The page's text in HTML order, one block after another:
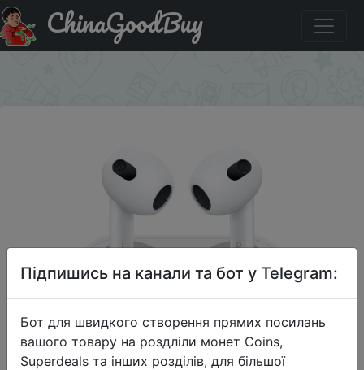
Акція на Наушники Apple AirPods в зарядном футляре
(3th generation)
ChinaGoodBuy
Підпишись на канали та бот у Telegram:
Бот для швидкого створення прямих посилань
вашого товару на роздліли монет Coins,
Superdeals та інших розділів, для більшої